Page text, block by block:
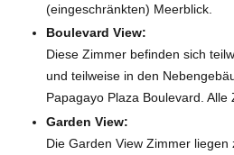
(eingeschränkten) Meerblick.
Boulevard View:
Diese Zimmer befinden sich
und teilweise in den
Papagayo Plaza Boulevard. Alle
Garden View:
Die Garden View Zimmer liegen